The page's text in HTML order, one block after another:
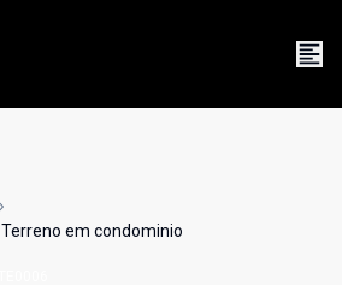
em condominio